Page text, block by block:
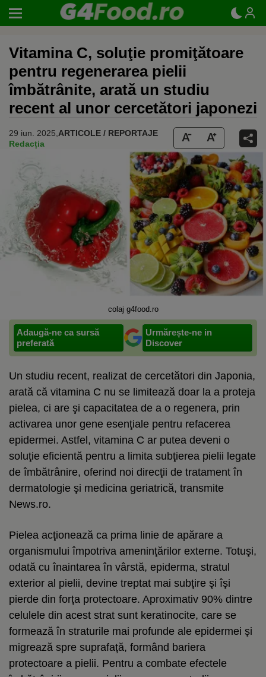
Vitamina C, soluţie promiţătoare
pentru regenerarea pielii
îmbătrânite, arată un studiu
recent al unor cercetători japonezi
29 iun. 2025, ARTICOLE / REPORTAJE
Redacția
colaj g4food.ro
Adaugă-ne ca sursă
preferată
Urmărește-ne in
Discover
Un studiu recent, realizat de cercetători din Japonia,
arată că vitamina C nu se limitează doar la a proteja
pielea, ci are şi capacitatea de a o regenera, prin
activarea unor gene esenţiale pentru refacerea
epidermei. Astfel, vitamina C ar putea deveni o
soluţie eficientă pentru a limita subţierea pielii legate
de îmbătrânire, oferind noi direcţii de tratament în
dermatologie şi medicina geriatrică, transmite
News.ro.
Pielea acţionează ca prima linie de apărare a
organismului împotriva ameninţărilor externe. Totuşi,
odată cu înaintarea în vârstă, epiderma, stratul
exterior al pielii, devine treptat mai subţire şi îşi
pierde din forţa protectoare. Aproximativ 90% dintre
celulele din acest strat sunt keratinocite, care se
formează în straturile mai profunde ale epidermei şi
migrează spre suprafaţă, formând bariera
protectoare a pielii. Pentru a combate efectele